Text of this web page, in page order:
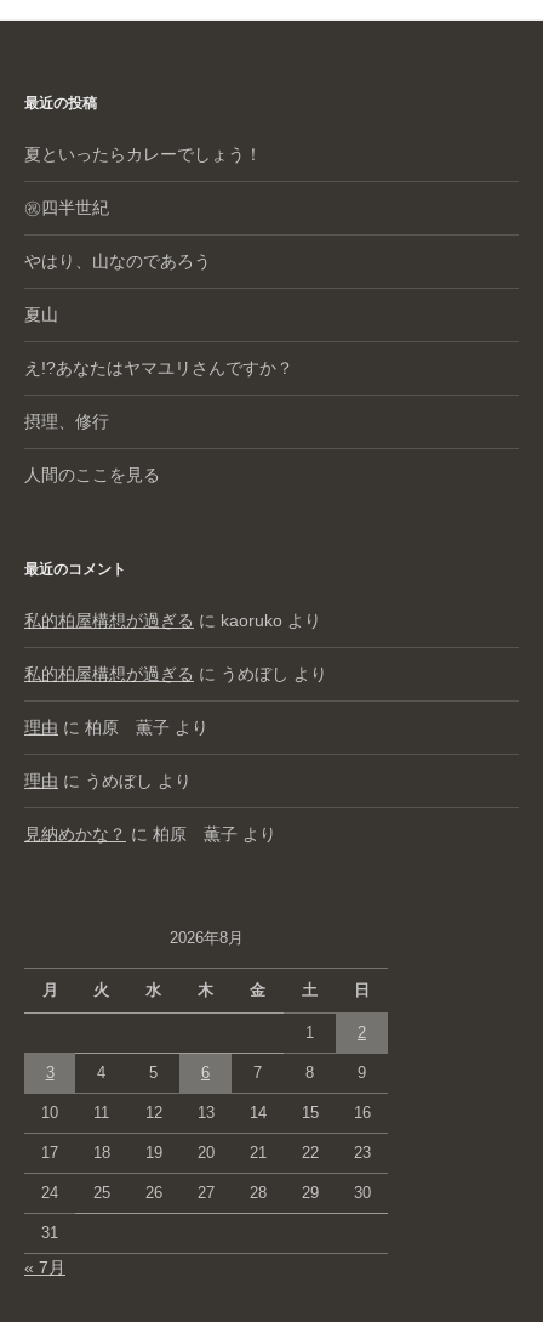
最近の投稿
夏といったらカレーでしょう！
㊗️四半世紀
やはり、山なのであろう
夏山
え!?あなたはヤマユリさんですか？
摂理、修行
人間のここを見る
最近のコメント
私的柏屋構想が過ぎる に kaoruko より
私的柏屋構想が過ぎる に うめぼし より
理由 に 柏原 薫子 より
理由 に うめぼし より
見納めかな？ に 柏原 薫子 より
2026年8月
月 火 水 木 金 土 日
1 2
3 4 5 6 7 8 9
10 11 12 13 14 15 16
17 18 19 20 21 22 23
24 25 26 27 28 29 30
31
« 7月